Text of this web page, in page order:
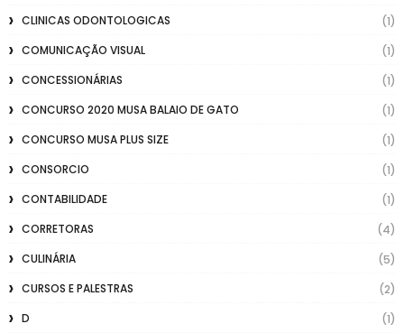
CLINICAS ODONTOLOGICAS
(1)
COMUNICAÇÃO VISUAL
(1)
CONCESSIONÁRIAS
(1)
CONCURSO 2020 MUSA BALAIO DE GATO
(1)
CONCURSO MUSA PLUS SIZE
(1)
CONSORCIO
(1)
CONTABILIDADE
(1)
CORRETORAS
(4)
CULINÁRIA
(5)
CURSOS E PALESTRAS
(2)
D
(1)